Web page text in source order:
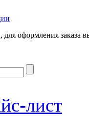
оформления заказа
лист